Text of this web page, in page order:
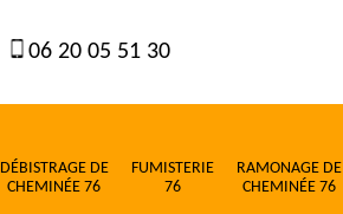
06 20 05 51 30
DÉBISTRAGE DE
CHEMINÉE 76
FUMISTERIE
76
RAMONAGE DE
CHEMINÉE 76